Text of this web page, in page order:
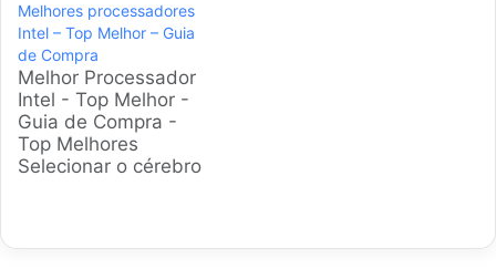
Nós mergulhamos na
pesquisa para
encontrar os
notebooks com
processador i9 mais
potentes e confiáveis,
ideais para quem
precisa de força bruta
Melhores processadores
Intel – Top Melhor – Guia
de Compra
Melhor Processador
Intel - Top Melhor -
Guia de Compra -
Top Melhores
Selecionar o cérebro
melhores